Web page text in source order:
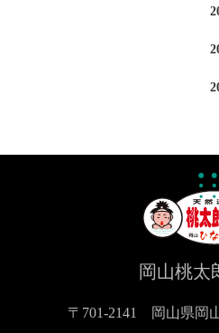
岡山桃太
〒701-2141 岡山県岡